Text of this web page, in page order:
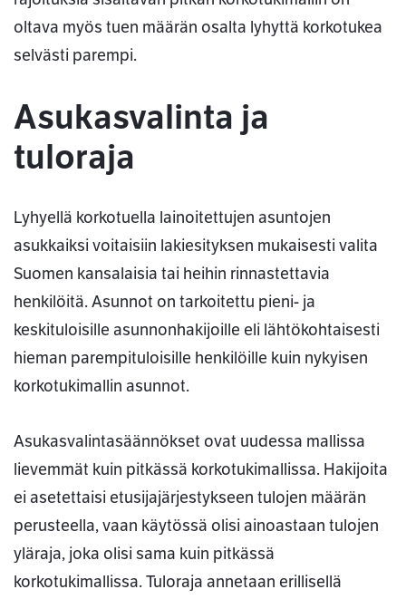
oltava myös tuen määrän osalta lyhyttä korkotukea
selvästi parempi.
Asukasvalinta ja
tuloraja
Lyhyellä korkotuella lainoitettujen asuntojen
asukkaiksi voitaisiin lakiesityksen mukaisesti valita
Suomen kansalaisia tai heihin rinnastettavia
henkilöitä. Asunnot on tarkoitettu pieni- ja
keskituloisille asunnonhakijoille eli lähtökohtaisesti
hieman parempituloisille henkilöille kuin nykyisen
korkotukimallin asunnot.
Asukasvalintasäännökset ovat uudessa mallissa
lievemmät kuin pitkässä korkotukimallissa. Hakijoita
ei asetettaisi etusijajärjestykseen tulojen määrän
perusteella, vaan käytössä olisi ainoastaan tulojen
yläraja, joka olisi sama kuin pitkässä
korkotukimallissa. Tuloraja annetaan erillisellä